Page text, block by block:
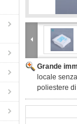
Grande
locale
poliestere